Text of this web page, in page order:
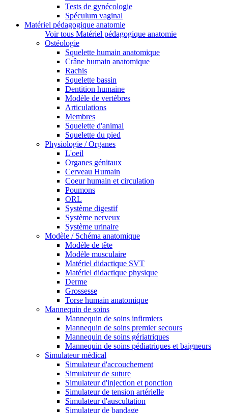
Tests de gynécologie
Spéculum vaginal
Matériel pédagogique anatomie
Voir tous Matériel pédagogique anatomie
Ostéologie
Squelette humain anatomique
Crâne humain anatomique
Rachis
Squelette bassin
Dentition humaine
Modèle de vertèbres
Articulations
Membres
Squelette d'animal
Squelette du pied
Physiologie / Organes
L'oeil
Organes génitaux
Cerveau Humain
Coeur humain et circulation
Poumons
ORL
Système digestif
Système nerveux
Système urinaire
Modèle / Schéma anatomique
Modèle de tête
Modèle musculaire
Matériel didactique SVT
Matériel didactique physique
Derme
Grossesse
Torse humain anatomique
Mannequin de soins
Mannequin de soins infirmiers
Mannequin de soins premier secours
Mannequin de soins gériatriques
Mannequin de soins pédiatriques et baigneurs
Simulateur médical
Simulateur d'accouchement
Simulateur de suture
Simulateur d'injection et ponction
Simulateur de tension artérielle
Simulateur d'auscultation
Simulateur de bandage